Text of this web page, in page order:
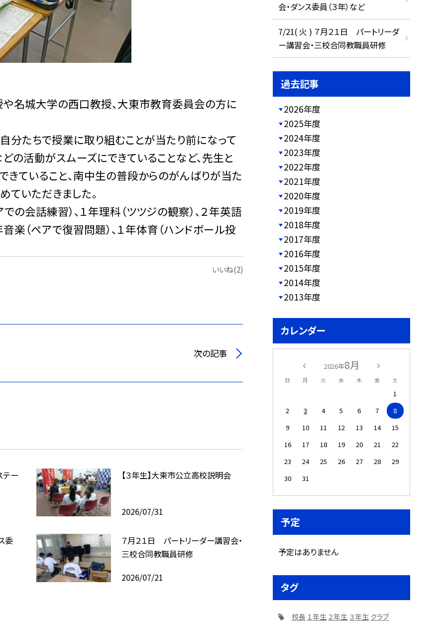
名城大学の西口教授、大東市教育委員会の方に
分たちで授業に取り組むことが当たり前になって
の活動がスムーズにできていることなど、先生と
ていること、南中生の普段からのがんばりが当た
ていただきました。
の会話練習）、１年理科（ツツジの観察）、２年英語
音楽（ペアで復習問題）、１年体育（ハンドボール投
いいね(2)
次の記事
テー 【３年生】大東市公立高校説明会
2026/07/31
委
７月２１日 パートリーダー講習会・
三校合同教職員研修
2026/07/21
会・ダンス委員（３年）など
7/21( 火 ) ７月２１日 パートリーダ
ー講習会・三校合同教職員研修
過去記事
2026年度
2025年度
2024年度
2023年度
2022年度
2021年度
2020年度
2019年度
2018年度
2017年度
2016年度
2015年度
2014年度
2013年度
カレンダー
2026年8月
日 月 火 水 木 金 土
1
2
3 4 5 6 7
8
9
10 11 12 13 14
15
16
17 18 19 20 21
22
23
24 25 26 27 28
29
30
31
予定
予定はありません
タグ
校長 １年生 ２年生 ３年生 クラブ